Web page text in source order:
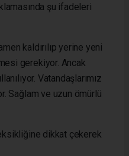
şu ifadeleri
kaldırılıp yerine yeni
gerekiyor. Ancak
Vatandaşlarımız
Sağlam ve uzun ömürlü
dikkat çekerek